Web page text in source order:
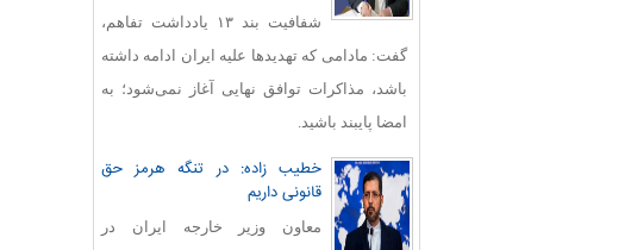
شفافیت بند ۱۳ یادداشت تفاهم،
گفت: مادامی که تهدیدها علیه ایران ادامه داشته
باشد، مذاکرات توافق نهایی آغاز نمی‌شود؛ به
امضا پایبند باشید.
خطیب زاده: در تنگه هرمز حق
قانونی داریم
معاون وزیر خارجه ایران در